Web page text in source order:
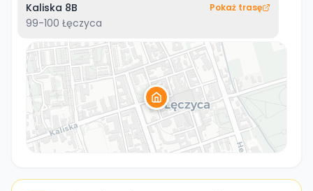
Kaliska 8B
99-100 Łęczyca
Pokaż trasę